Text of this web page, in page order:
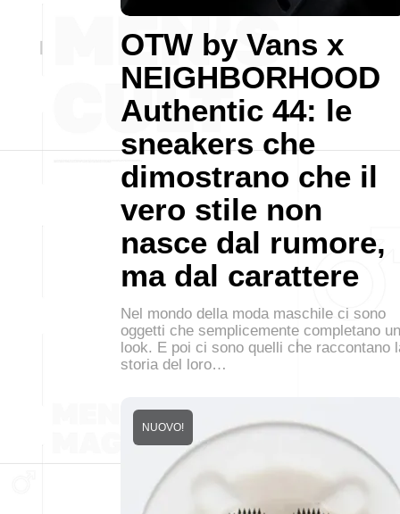
OTW by Vans x
NEIGHBORHOOD
Authentic 44: le
sneakers che
dimostrano che il
vero stile non
nasce dal rumore,
ma dal carattere
Nel mondo della moda maschile ci sono
oggetti che semplicemente completano un
look. E poi ci sono quelli che raccontano
storia del loro…
NUOVO!